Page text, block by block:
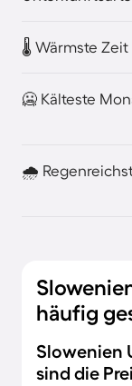
🌡️ Wärmste Zeit
🥶 Kälteste
🌧️
häufig
Slowenien
sind die